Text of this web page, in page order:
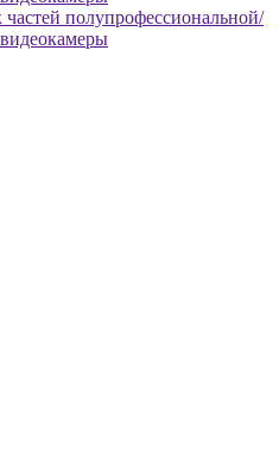
полупрофессиональной/